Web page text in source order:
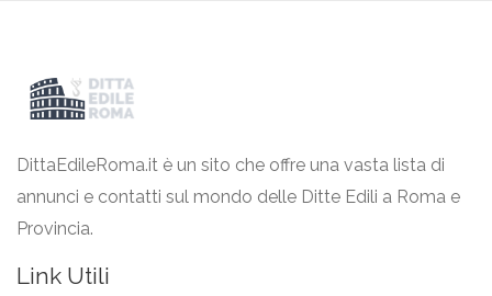
DittaEdileRoma.it è un sito che offre una vasta lista di
annunci e contatti sul mondo delle Ditte Edili a Roma e
Provincia.
Link Utili